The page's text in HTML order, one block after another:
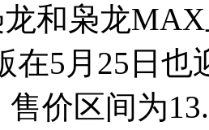
和枭龙
在5月25日也
售价区间为